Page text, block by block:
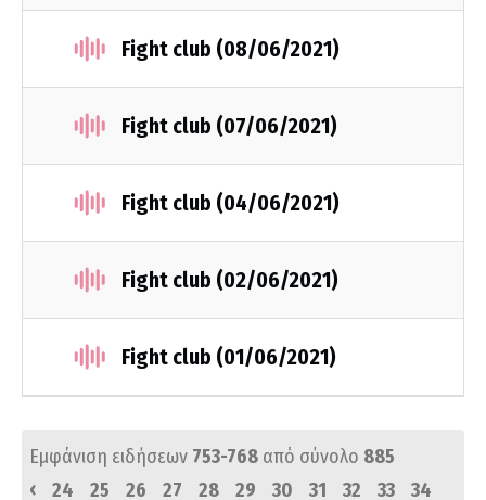
Fight club (08/06/2021)
Fight club (07/06/2021)
Fight club (04/06/2021)
Fight club (02/06/2021)
Fight club (01/06/2021)
Εμφάνιση ειδήσεων 753-768 από σύνολο 885
‹
24 25 26 27 28 29 30 31 32 33
34